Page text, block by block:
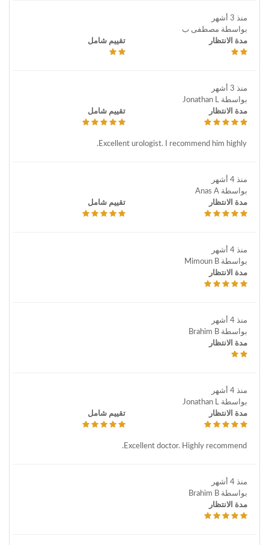
منذ 3 أشهر
بواسطة مصطفى ب
مدة الانتظار
تقييم شامل
منذ 3 أشهر
بواسطة Jonathan L
مدة الانتظار
تقييم شامل
Excellent urologist. I recommend him highly.
منذ 4 أشهر
بواسطة Anas A
مدة الانتظار
تقييم شامل
منذ 4 أشهر
بواسطة Mimoun B
مدة الانتظار
منذ 4 أشهر
بواسطة Brahim B
مدة الانتظار
منذ 4 أشهر
بواسطة Jonathan L
مدة الانتظار
تقييم شامل
Excellent doctor. Highly recommend.
منذ 4 أشهر
بواسطة Brahim B
مدة الانتظار